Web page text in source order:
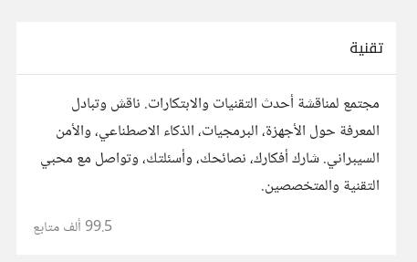
تقنية
مجتمع لمناقشة أحدث التقنيات والابتكارات. ناقش وتبادل
المعرفة حول الأجهزة، البرمجيات، الذكاء الاصطناعي، والأمن
السيبراني. شارك أفكارك، نصائحك، وأسئلتك، وتواصل مع محبي
التقنية والمتخصصين.
99.5 ألف متابع